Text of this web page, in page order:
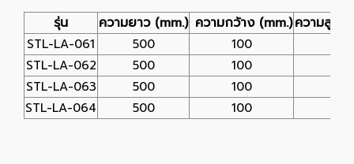
รุ่น ความยาว (mm.) ความกว้าง (mm.)ความสูง
STL-LA-061 500 100
STL-LA-062
500 100
STL-LA-063
500 100
STL-LA-064
500 100